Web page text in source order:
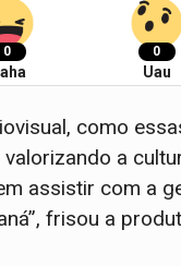
0 0
Uau
como
a
assistir com a
frisou a